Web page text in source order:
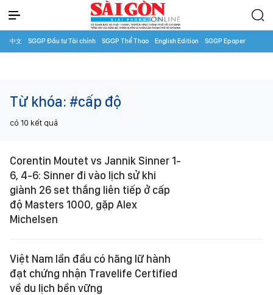
中文 SGGP Đầu tư Tài chính SGGP Thể Thao English Edition SGGP Epaper
Từ khóa: #cấp độ
có 10 kết quả
Corentin Moutet vs Jannik Sinner 1-
6, 4-6: Sinner đi vào lịch sử khi
giành 26 set thắng liên tiếp ở cấp
độ Masters 1000, gặp Alex
Michelsen
Việt Nam lần đầu có hãng lữ hành
đạt chứng nhận Travelife Certified
về du lịch bền vững